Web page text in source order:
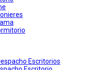
Escritorios